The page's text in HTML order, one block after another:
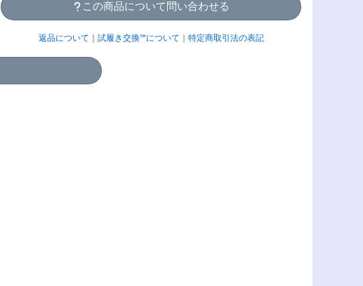
この商品について問い合わせる
返品について 試履き交換™について 特定商取引法の表記